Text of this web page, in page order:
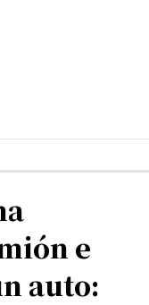
e
auto: